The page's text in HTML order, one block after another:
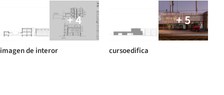
+ 4
imagen de interor
+ 5
cursoedifica